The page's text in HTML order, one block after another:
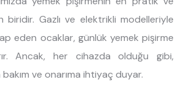
biridir. Gazlı ve elektrikli modelleriyle
eden ocaklar, günlük yemek pişirme
Ancak, her cihazda olduğu gibi,
ve onarıma ihtiyaç duyar.